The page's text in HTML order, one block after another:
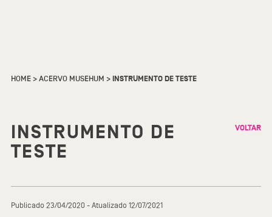
HOME>ACERVO MUSEHUM >INSTRUMENTO DE TESTE
INSTRUMENTO DE
TESTE
VOLTAR
Publicado 23/04/2020 - Atualizado 12/07/2021